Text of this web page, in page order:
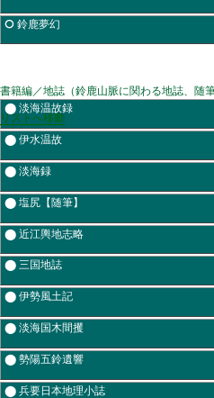
⭘ 鈴鹿夢幻
書籍編／地誌（鈴鹿山脈に関わる地誌、随
リストへ移動
⬤ 淡海温故録
⬤ 伊水温故
⬤ 淡海録
⬤ 塩尻【随筆】
⬤ 近江輿地志略
⬤ 三国地誌
⬤ 伊勢風土記
⬤ 淡海国木間攫
⬤ 勢陽五鈴遺響
⬤ 兵要日本地理小誌